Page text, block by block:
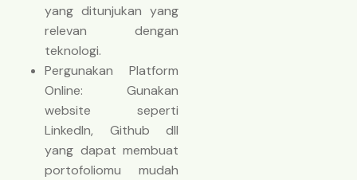
yang ditunjukan yang
relevan dengan
teknologi.
Pergunakan Platform
Online: Gunakan
website seperti
LinkedIn, Github dll
yang dapat membuat
portofoliomu mudah